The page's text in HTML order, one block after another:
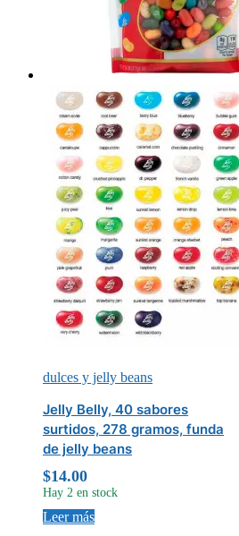
dulces y jelly beans
Jelly Belly, 40 sabores
surtidos, 278 gramos, funda
de jelly beans
$14.00
Hay 2 en stock
Leer más